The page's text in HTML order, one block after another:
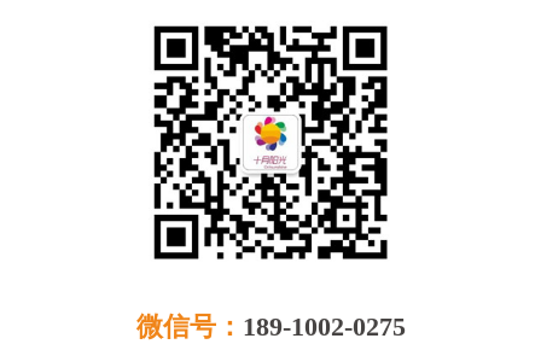
微信号： 189-1002-0275